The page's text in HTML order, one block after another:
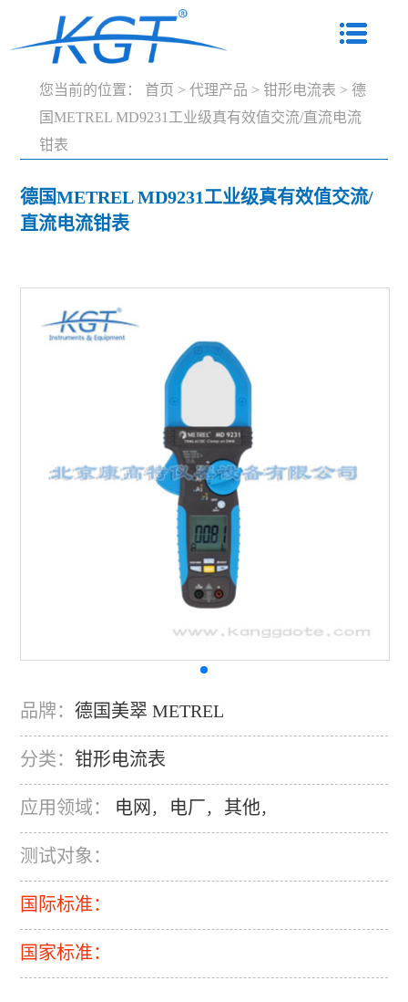
您当前的位置： 首页 > 代理产品 > 钳形电流表 > 德
国METREL MD9231工业级真有效值交流/直流电流
钳表
德国METREL MD9231工业级真有效值交流/
直流电流钳表
品牌：德国美翠 METREL
分类： 钳形电流表
应用领域： 电网 ， 电厂， 其他，
测试对象：
国际标准：
国家标准：